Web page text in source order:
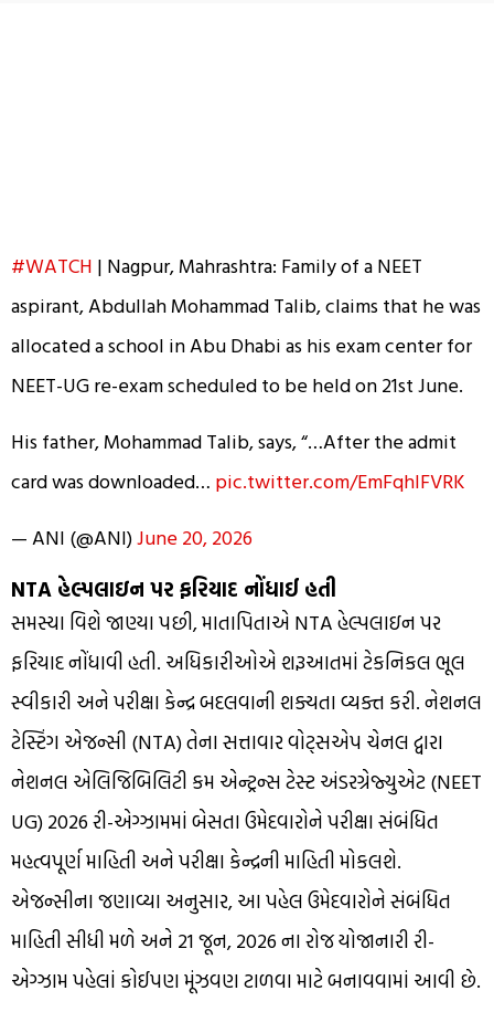
#WATCH | Nagpur, Mahrashtra: Family of a NEET
aspirant, Abdullah Mohammad Talib, claims that he was
allocated a school in Abu Dhabi as his exam center for
NEET-UG re-exam scheduled to be held on 21st June.
His father, Mohammad Talib, says, “…After the admit
card was downloaded… pic.twitter.com/EmFqhIFVRK
— ANI (@ANI)June 20, 2026
NTA હેલ્પલાઇન પર ફરિયાદ નોંધાઈ હતી
સમસ્યા વિશે જાણ્યા પછી, માતાપિતાએ NTA હેલ્પલાઇન પર
ફરિયાદ નોંધાવી હતી. અધિકારીઓએ શરૂઆતમાં ટેકનિકલ ભૂલ
સ્વીકારી અને પરીક્ષા કેન્દ્ર બદલવાની શક્યતા વ્યક્ત કરી. નેશનલ
ટેસ્ટિંગ એજન્સી (NTA) તેના સત્તાવાર વોટ્સએપ ચેનલ દ્વારા
નેશનલ એલિજિબિલિટી કમ એન્ટ્રન્સ ટેસ્ટ અંડરગ્રેજ્યુએટ (NEET
UG) 2026 રી-એગ્ઝામમાં બેસતા ઉમેદવારોને પરીક્ષા સંબંધિત
મહત્વપૂર્ણ માહિતી અને પરીક્ષા કેન્દ્રની માહિતી મોકલશે.
એજન્સીના જણાવ્યા અનુસાર, આ પહેલ ઉમેદવારોને સંબંધિત
માહિતી સીધી મળે અને 21 જૂન, 2026 ના રોજ યોજાનારી રી-
એગ્ઝામ પહેલાં કોઈપણ મૂંઝવણ ટાળવા માટે બનાવવામાં આવી છે.